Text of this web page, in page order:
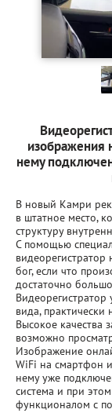
изображения
нему
В новый Камри
в штатное место,
структуру
С помощью
бог, если что
достаточно
Видеорегистратор
вида, практически
Высокое качества
возможно
Изображение
WiFi на смартфон
нему уже
система и при
функционалом с